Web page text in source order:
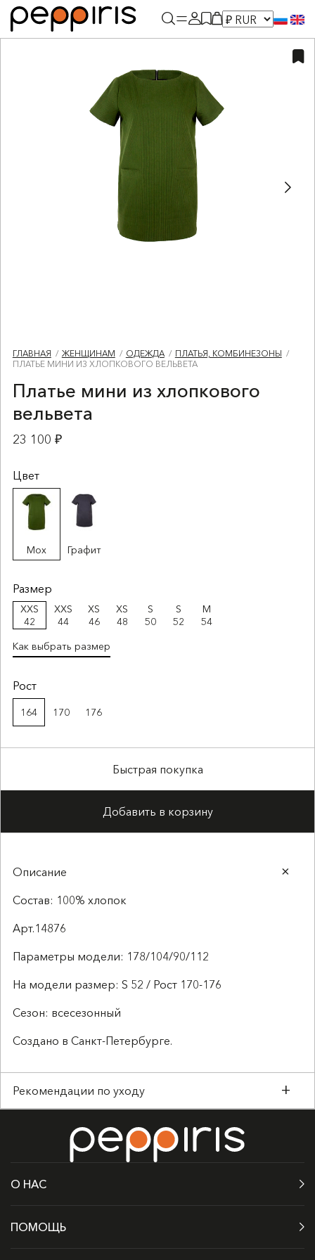
ГЛАВНАЯ ЖЕНЩИНАМ ОДЕЖДА
ПЛАТЬЯ, КОМБИНЕЗОНЫ
ПЛАТЬЕ МИНИ ИЗ ХЛОПКОВОГО ВЕЛЬВЕТА
Платье мини из хлопкового
вельвета
23 100 ₽
Цвет
Мох Графит
Размер
XXS
42
XXS
44
XS
46
XS
48
S
50
S
52
M
54
Как выбрать размер
Рост
164 170 176
Быстрая покупка
Добавить в корзину
Описание
Состав: 100% хлопок
Арт.14876
Параметры модели: 178/104/90/112
На модели размер: S 52 / Рост 170-176
Сезон: всесезонный
Создано в Санкт-Петербурге.
Рекомендации по уходу
О НАС
ПОМОЩЬ